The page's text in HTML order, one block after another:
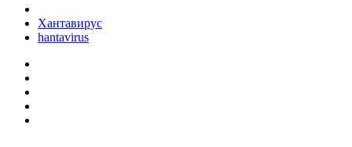
Хантавирус
hantavirus